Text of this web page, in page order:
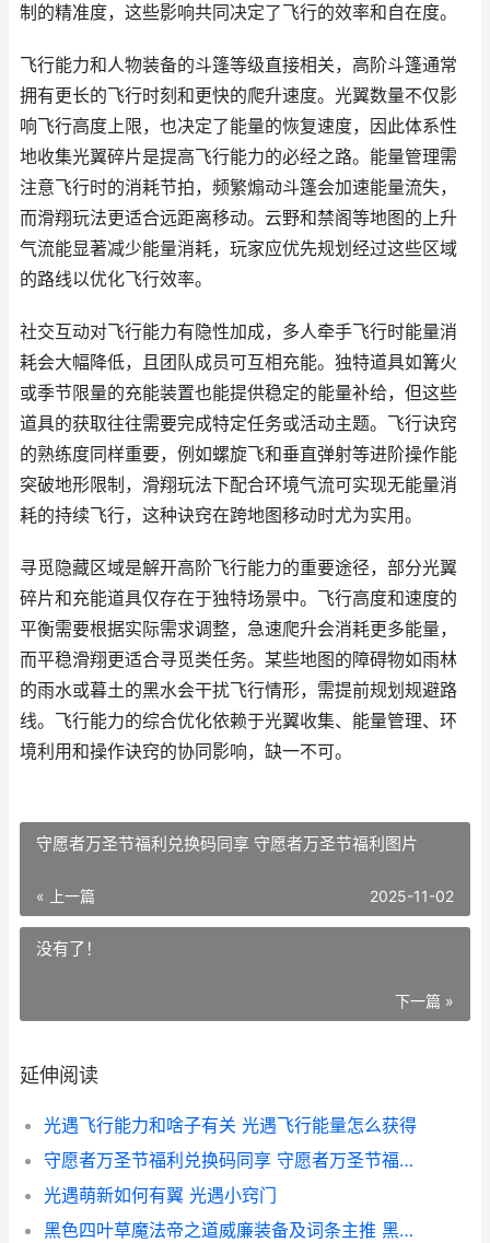
制的精准度，这些影响共同决定了飞行的效率和自在度。
飞行能力和人物装备的斗篷等级直接相关，高阶斗篷通常
拥有更长的飞行时刻和更快的爬升速度。光翼数量不仅影
响飞行高度上限，也决定了能量的恢复速度，因此体系性
地收集光翼碎片是提高飞行能力的必经之路。能量管理需
注意飞行时的消耗节拍，频繁煽动斗篷会加速能量流失，
而滑翔玩法更适合远距离移动。云野和禁阁等地图的上升
气流能显著减少能量消耗，玩家应优先规划经过这些区域
的路线以优化飞行效率。
社交互动对飞行能力有隐性加成，多人牵手飞行时能量消
耗会大幅降低，且团队成员可互相充能。独特道具如篝火
或季节限量的充能装置也能提供稳定的能量补给，但这些
道具的获取往往需要完成特定任务或活动主题。飞行诀窍
的熟练度同样重要，例如螺旋飞和垂直弹射等进阶操作能
突破地形限制，滑翔玩法下配合环境气流可实现无能量消
耗的持续飞行，这种诀窍在跨地图移动时尤为实用。
寻觅隐藏区域是解开高阶飞行能力的重要途径，部分光翼
碎片和充能道具仅存在于独特场景中。飞行高度和速度的
平衡需要根据实际需求调整，急速爬升会消耗更多能量，
而平稳滑翔更适合寻觅类任务。某些地图的障碍物如雨林
的雨水或暮土的黑水会干扰飞行情形，需提前规划规避路
线。飞行能力的综合优化依赖于光翼收集、能量管理、环
境利用和操作诀窍的协同影响，缺一不可。
守愿者万圣节福利兑换码同享 守愿者万圣节福利图片
« 上一篇 2025-11-02
没有了！
下一篇 »
延伸阅读
光遇飞行能力和啥子有关 光遇飞行能量怎么获得
守愿者万圣节福利兑换码同享 守愿者万圣节福利图片
光遇萌新如何有翼 光遇小窍门
黑色四叶草魔法帝之道威廉装备及词条主推 黑色四叶草魔法帝之剑免费观看